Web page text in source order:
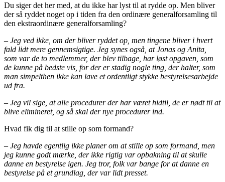
Du siger det her med, at du ikke har lyst til at rydde op. Men bliver
der så ryddet noget op i tiden fra den ordinære generalforsamling til
den ekstraordinære generalforsamling?
– Jeg ved ikke, om der bliver ryddet op, men tingene bliver i hvert
fald lidt mere gennemsigtige. Jeg synes også, at Jonas og Anita,
som var de to medlemmer, der blev tilbage, har løst opgaven, som
de kunne på bedste vis, for der er stadig nogle ting, der halter, som
man simpelthen ikke kan lave et ordentligt stykke bestyrelsesarbejde
ud fra.
– Jeg vil sige, at alle procedurer der har været hidtil, de er nødt til at
blive elimineret, og så skal der nye procedurer ind.
Hvad fik dig til at stille op som formand?
– Jeg havde egentlig ikke planer om at stille op som formand, men
jeg kunne godt mærke, der ikke rigtig var opbakning til at skulle
danne en bestyrelse igen. Jeg tror, folk var bange for at danne en
bestyrelse på et grundlag, der var lidt presset.